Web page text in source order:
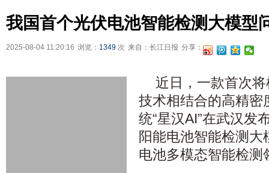
我国首个光伏电池智能检测大模型
2025-08-04 11:20:16 浏览： 1349 次 来自：长江日报 分享：
近日，一款首次
技术相结合的高精密
统“星汉AI”在武汉发
阳能电池智能检测大
电池多模态智能检测